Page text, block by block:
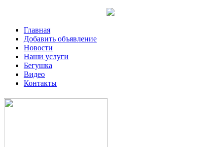
Главная
Добавить объявление
Новости
Наши услуги
Бегушка
Видео
Контакты